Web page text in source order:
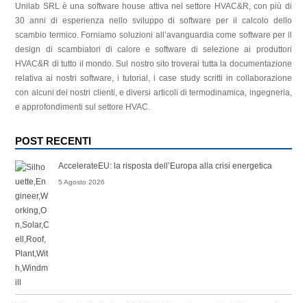
Unilab SRL è una software house attiva nel settore HVAC&R, con più di
30 anni di esperienza nello sviluppo di software per il calcolo dello
scambio termico. Forniamo soluzioni all’avanguardia come software per il
design di scambiatori di calore e software di selezione ai produttori
HVAC&R di tutto il mondo. Sul nostro sito troverai tutta la documentazione
relativa ai nostri software, i tutorial, i case study scritti in collaborazione
con alcuni dei nostri clienti, e diversi articoli di termodinamica, ingegneria,
e approfondimenti sul settore HVAC.
POST RECENTI
AccelerateEU: la risposta dell’Europa alla crisi energetica
5 Agosto 2026